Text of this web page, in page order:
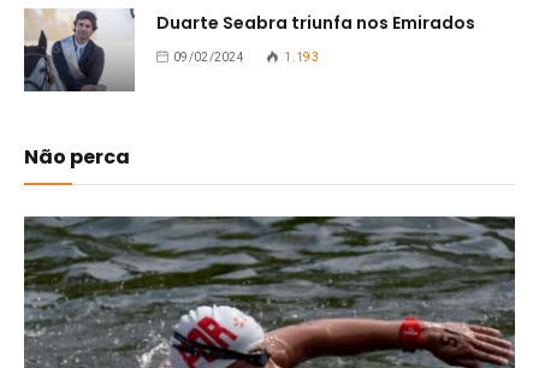
Duarte Seabra triunfa nos Emirados
09/02/2024 1.193
Não perca